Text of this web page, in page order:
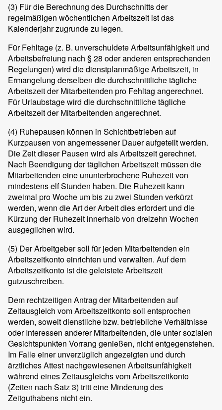
(3) Für die Berechnung des Durchschnitts der
regelmäßigen wöchentlichen Arbeitszeit ist das
Kalenderjahr zugrunde zu legen.
Für Fehltage (z. B. unverschuldete Arbeitsunfähigkeit und
Arbeitsbefreiung nach § 28 oder anderen entsprechenden
Regelungen) wird die dienstplanmäßige Arbeitszeit, in
Ermangelung derselben die durchschnittliche tägliche
Arbeitszeit der Mitarbeitenden pro Fehltag angerechnet.
Für Urlaubstage wird die durchschnittliche tägliche
Arbeitszeit der Mitarbeitenden angerechnet.
(4) Ruhepausen können in Schichtbetrieben auf
Kurzpausen von angemessener Dauer aufgeteilt werden.
Die Zeit dieser Pausen wird als Arbeitszeit gerechnet.
Nach Beendigung der täglichen Arbeitszeit müssen die
Mitarbeitenden eine ununterbrochene Ruhezeit von
mindestens elf Stunden haben. Die Ruhezeit kann
zweimal pro Woche um bis zu zwei Stunden verkürzt
werden, wenn die Art der Arbeit dies erfordert und die
Kürzung der Ruhezeit innerhalb von dreizehn Wochen
ausgeglichen wird.
(5) Der Arbeitgeber soll für jeden Mitarbeitenden ein
Arbeitszeitkonto einrichten und verwalten. Auf dem
Arbeitszeitkonto ist die geleistete Arbeitszeit
gutzuschreiben.
Dem rechtzeitigen Antrag der Mitarbeitenden auf
Zeitausgleich vom Arbeitszeitkonto soll entsprochen
werden, soweit dienstliche bzw. betriebliche Verhältnisse
oder Interessen anderer Mitarbeitenden, die unter sozialen
Gesichtspunkten Vorrang genießen, nicht entgegenstehen.
Im Falle einer unverzüglich angezeigten und durch
ärztliches Attest nachgewiesenen Arbeitsunfähigkeit
während eines Zeitausgleichs vom Arbeitszeitkonto
(Zeiten nach Satz 3) tritt eine Minderung des
Zeitguthabens nicht ein.